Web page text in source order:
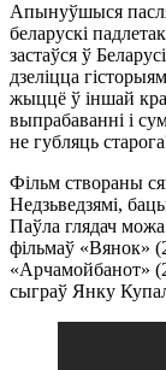
Апынуўшыся
беларускі
застаўся ў
дзеліцца
жыццё ў іншай
выпрабаванні і
не губляць
Фільм створаны
Недзьведзямі,
Паўла глядач
фільмаў «Вянок»
«Арчамойбанот»
сыграў Янку